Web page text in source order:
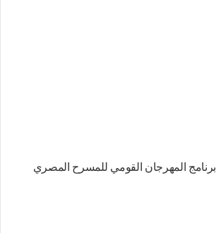
المهرجان القومي للمسرح المصري